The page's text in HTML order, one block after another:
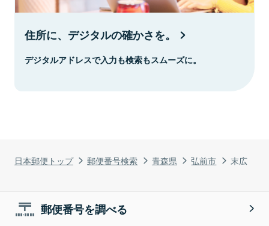
日本郵便トップ 郵便番号検索 青森県 弘前市 末広
住所に、デジタルの確かさを。
デジタルアドレスで入力も検索もスムーズに。
郵便番号を調べる